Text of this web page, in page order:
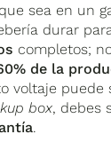
sea en un
durar
completos;
de la
voltaje puede
box, debes
.